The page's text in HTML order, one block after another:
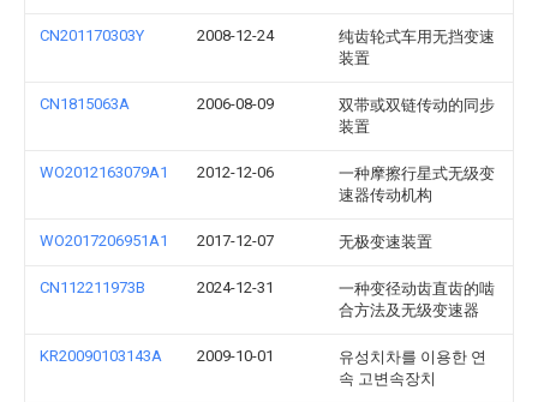
CN201170303Y 2008-12-24
纯齿轮式车用无挡变速
装置
CN1815063A 2006-08-09
双带或双链传动的同步
装置
WO2012163079A1 2012-12-06
一种摩擦行星式无级变
速器传动机构
WO2017206951A1 2017-12-07 无极变速装置
CN112211973B 2024-12-31
一种变径动齿直齿的啮
合方法及无级变速器
KR20090103143A 2009-10-01
유성치차를 이용한 연
속 고변속장치